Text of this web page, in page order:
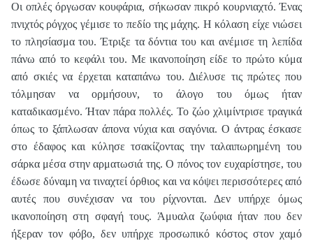
Οι οπλές όργωσαν κουφάρια, σήκωσαν πικρό κουρνιαχτό. Ένας
πνιχτός ρόγχος γέμισε το πεδίο της μάχης. Η κόλαση είχε νιώσει
το πλησίασμα του. Έτριξε τα δόντια του και ανέμισε τη λεπίδα
πάνω από το κεφάλι του. Με ικανοποίηση είδε το πρώτο κύμα
από σκιές να έρχεται καταπάνω του. Διέλυσε τις πρώτες που
τόλμησαν να ορμήσουν, το άλογο του όμως ήταν
καταδικασμένο. Ήταν πάρα πολλές. Το ζώο χλιμίντρισε τραγικά
όπως το ξάπλωσαν άπονα νύχια και σαγόνια. Ο άντρας έσκασε
στο έδαφος και κύλησε τσακίζοντας την ταλαιπωρημένη του
σάρκα μέσα στην αρματωσιά της. Ο πόνος τον ευχαρίστησε, του
έδωσε δύναμη να τιναχτεί όρθιος και να κόψει περισσότερες από
αυτές που συνέχισαν να του ρίχνονται. Δεν υπήρχε όμως
ικανοποίηση στη σφαγή τους. Άμυαλα ζωύφια ήταν που δεν
ήξεραν τον φόβο, δεν υπήρχε προσωπικό κόστος στον χαμό